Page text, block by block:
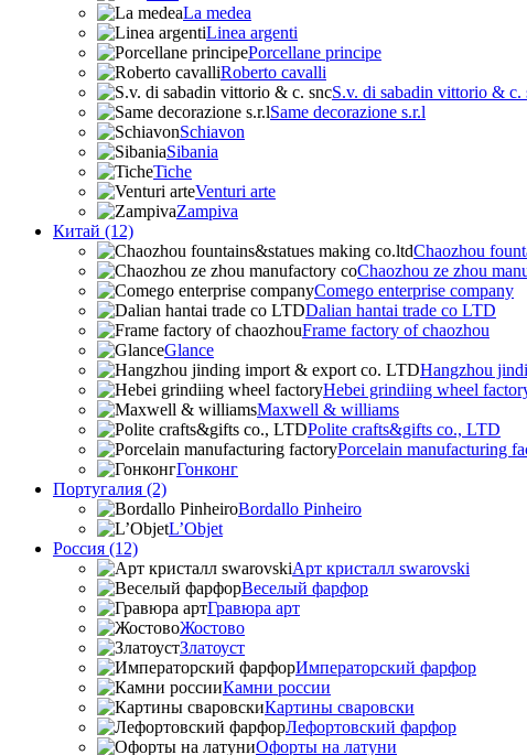
La medea
Linea argenti
Porcellane principe
Roberto cavalli
S.v. di sabadin vittorio & c.
Same decorazione s.r.l
Schiavon
Sibania
Tiche
Venturi arte
Zampiva
Китай (12)
Chaozhou
Chaozhou ze zhou
Comego enterprise company
Dalian hantai trade co LTD
Frame factory of chaozhou
Glance
Hangzhou
Hebei grindiing wheel
Maxwell & williams
Polite crafts&gifts co., LTD
Porcelain manufacturing
Гонконг
Португалия (2)
Bordallo Pinheiro
L’Objet
Россия (12)
Арт кристалл swarovski
Веселый фарфор
Гравюра арт
Жостово
Златоуст
Императорский фарфор
Камни россии
Картины сваровски
Лефортовский фарфор
Офорты на латуни